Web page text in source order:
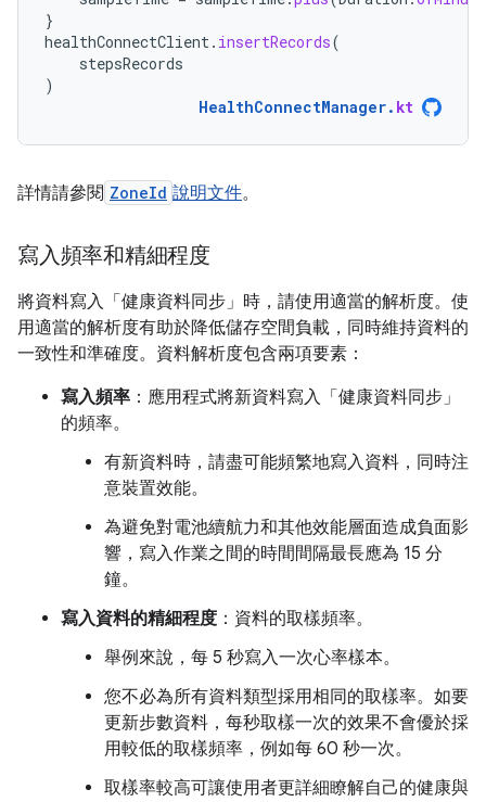
}
healthConnectClient. insertRecords(
stepsRecords
)
HealthConnectManager. kt
詳情請參閱 ZoneId 說明文件。
寫入頻率和精細程度
將資料寫入「健康資料同步」時，請使用適當的解析度。使
用適當的解析度有助於降低儲存空間負載，同時維持資料的
一致性和準確度。資料解析度包含兩項要素：
寫入頻率 ：應用程式將新資料寫入「健康資料同步」
的頻率。
有新資料時，請盡可能頻繁地寫入資料，同時注
意裝置效能。
為避免對電池續航力和其他效能層面造成負面影
響，寫入作業之間的時間間隔最長應為 15 分
鐘。
寫入資料的精細程度 ：資料的取樣頻率。
舉例來說，每 5 秒寫入一次心率樣本。
您不必為所有資料類型採用相同的取樣率。如要
更新步數資料，每秒取樣一次的效果不會優於採
用較低的取樣頻率，例如每 60 秒一次。
取樣率較高可讓使用者更詳細瞭解自己的健康與